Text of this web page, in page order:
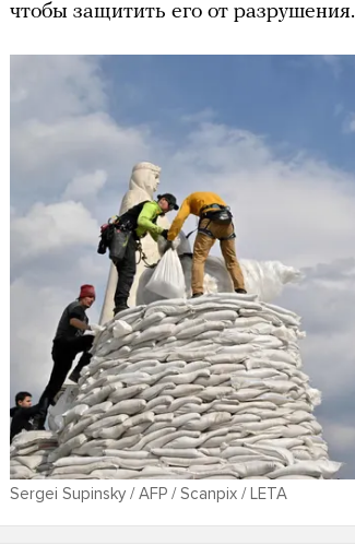
чтобы защитить его от разрушения.
Sergei Supinsky / AFP / Scanpix / LETA